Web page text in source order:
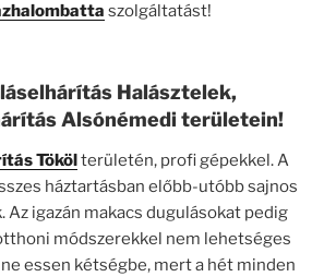
szolgáltatást!
Halásztelek,
Alsónémedi területein!
Tökölterületén, profi gépekkel. A
háztartásban előbb-utóbb sajnos
Az igazán makacs dugulásokat pedig
módszerekkel nem lehetséges
essen kétségbe, mert a hét minden